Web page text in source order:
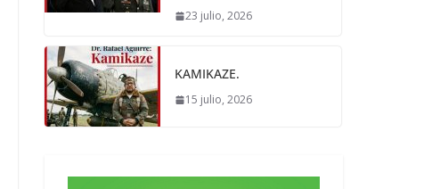
23 julio, 2026
KAMIKAZE.
15 julio, 2026